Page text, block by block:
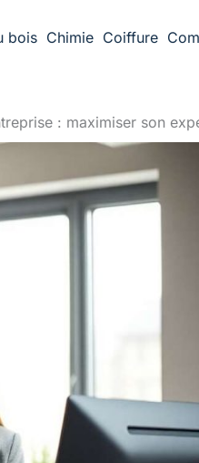
bois Chimie Coiffure
: maximiser son